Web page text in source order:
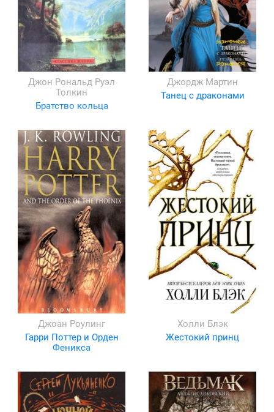
Джон Рональд Руэл
Толкин
Братство кольца
Джордж Мартин
Танец с драконами
Джоан Роулинг
Гарри Поттер и Орден
Феникса
Холли Блэк
Жестокий принц